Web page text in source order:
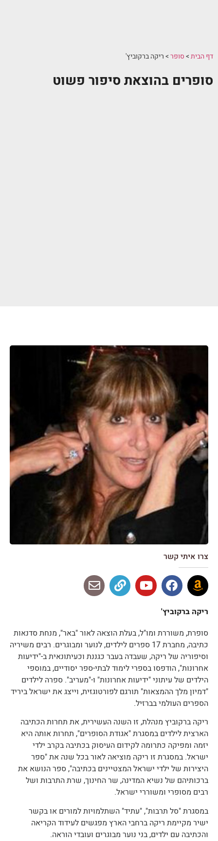
דף הבית > סופר > ריקה ברקוביץ'
סופרים בהוצאת סיפור פשוט
צרו איתי קשר
ריקה ברקוביץ'
סופרת, משוררת ומו"ל, בעלת הוצאה לאור "באר", מנחת סדנאות
כתיבה, מחברת 17 ספרים לילדים, לנוער ומבוגרים. רבים משיריה
וסיפוריה של ריקה, שעבדה בעבר כגננת וכעיתונאית ב-"ידיעות
אחרונות", הודפסו בספרי לימוד לבתי-ספר יסודיים, במוספי
הילדים של עיתוני "ידיעות אחרונות" ו-"מעריב". ספרה לילדים
"דמיון מלך ההמצאות" תורגם לפורטוגזית, וייצג את ישראל ביריד
הספרים העולמי בברזיל.
ריקה ברקוביץ מנהלת, זו השנה העשירית, את תחרות הכתיבה
הארצית לילדים במסגרת "אגודת הסופרים", תחרות אותה היא
יזמה ומפיקה כתרומה לקידום העיסוק בכתיבה בקרב ילדי
ישראל. במסגרת זו ריקה מוציאה לאור בכל שנה את "ספר
היצירות של ילדי ישראל המצטיינים בכתיבה", ספר הנושא את
ברכותיהם של נשיא המדינה, שר החינוך, שרת התרבות ושל
רבים מסופרי ומשוררי ישראל.
במסגרת "סל תרבות", "עתיד" השתלמויות למורים או בקשר
ישיר מקיימת ריקה ברחבי הארץ מפגשים לעידוד הקריאה
והכתיבה עם ילדים, בני נוער מבוגרים ועובדי הוראה.